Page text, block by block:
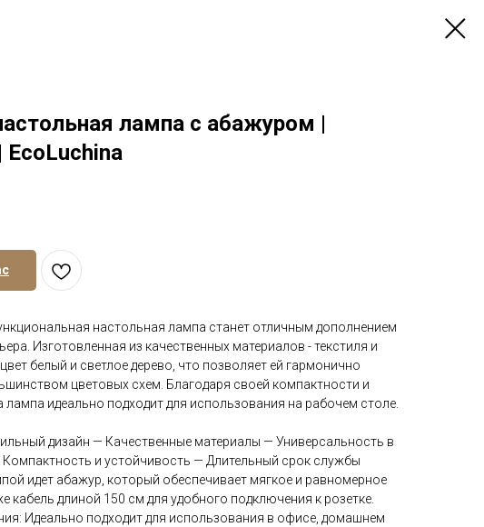
лампа с абажуром |
EcoLuchina
настольная лампа станет отличным дополнением
Изготовленная из качественных материалов - текстиля и
белый и светлое дерево, что позволяет ей гармонично
цветовых схем. Благодаря своей компактности и
лампа идеально подходит для использования на рабочем столе.
дизайн — Качественные материалы — Универсальность в
и устойчивость — Длительный срок службы
идет абажур, который обеспечивает мягкое и равномерное
кабель длиной 150 см для удобного подключения к розетке.
Идеально подходит для использования в офисе, домашнем